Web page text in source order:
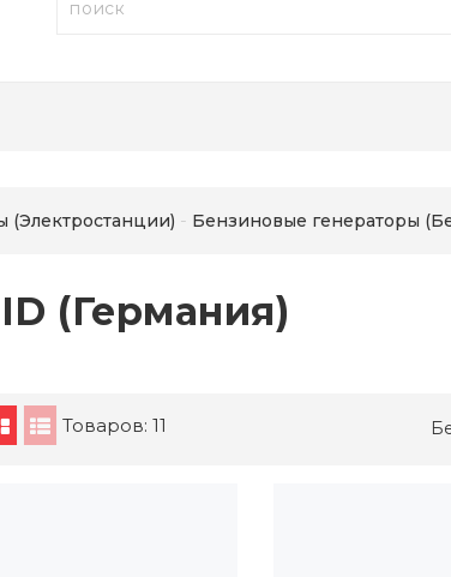
(Электростанции) Бензиновые генераторы
(Германия)
Товаров: 11